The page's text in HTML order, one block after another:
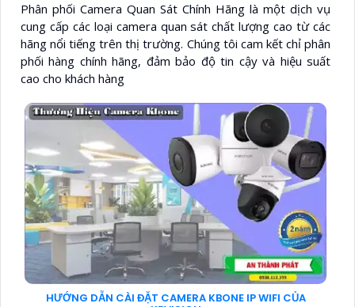
Phân phối Camera Quan Sát Chính Hãng là một dịch vụ
cung cấp các loại camera quan sát chất lượng cao từ các
hãng nổi tiếng trên thị trường. Chúng tôi cam kết chỉ phân
phối hàng chính hãng, đảm bảo độ tin cậy và hiệu suất
cao cho khách hàng
HƯỚNG DẪN CÀI ĐẶT CAMERA KBONE IP WIFI CỦA